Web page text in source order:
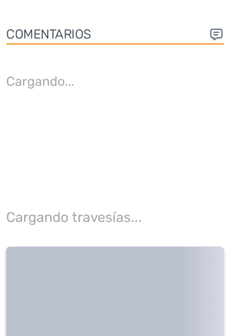
COMENTARIOS
Cargando...
Cargando travesías...